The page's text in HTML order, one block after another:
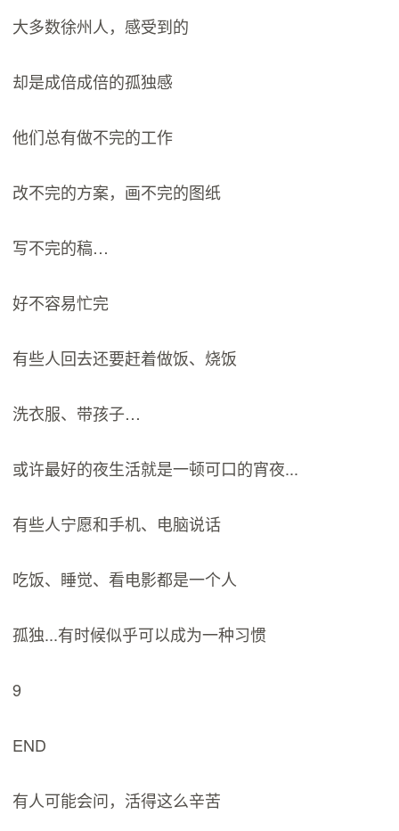
大多数徐州人，感受到的
却是成倍成倍的孤独感
他们总有做不完的工作
改不完的方案，画不完的图纸
写不完的稿…
好不容易忙完
有些人回去还要赶着做饭、烧饭
洗衣服、带孩子…
或许最好的夜生活就是一顿可口的宵夜...
有些人宁愿和手机、电脑说话
吃饭、睡觉、看电影都是一个人
孤独...有时候似乎可以成为一种习惯
9
END
有人可能会问，活得这么辛苦